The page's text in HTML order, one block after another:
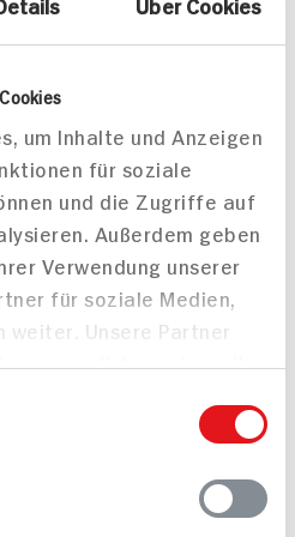
um Inhalte und Anzeigen
für soziale
und die Zugriffe auf
Außerdem geben
Verwendung unserer
für soziale Medien,
weiter. Unsere Partner
möglicherweise mit
die sie im Rahmen
gegrilltem Obst
20 min
Veganer Erdbeerkuchen